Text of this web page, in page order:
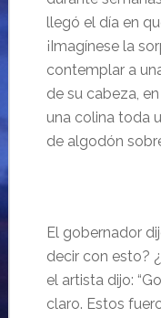
llegó el día en
¡Imagínese la
contemplar a
de su cabeza,
una colina toda
de algodón
El gobernador
decir con esto?
el artista dijo:
claro. Estos